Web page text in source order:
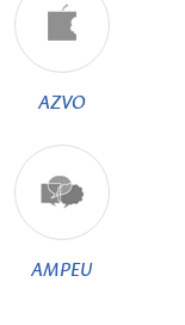
AZVO
AMPEU